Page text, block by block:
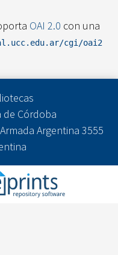
OAI 2.0 con una
cgi/oai2
de Córdoba
Argentina 3555